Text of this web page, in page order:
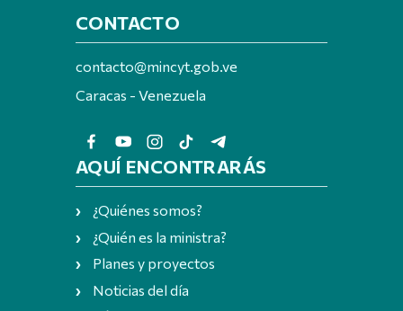
CONTACTO
contacto@mincyt.gob.ve
Caracas - Venezuela
AQUÍ ENCONTRARÁS
¿Quiénes somos?
¿Quién es la ministra?
Planes y proyectos
Noticias del día